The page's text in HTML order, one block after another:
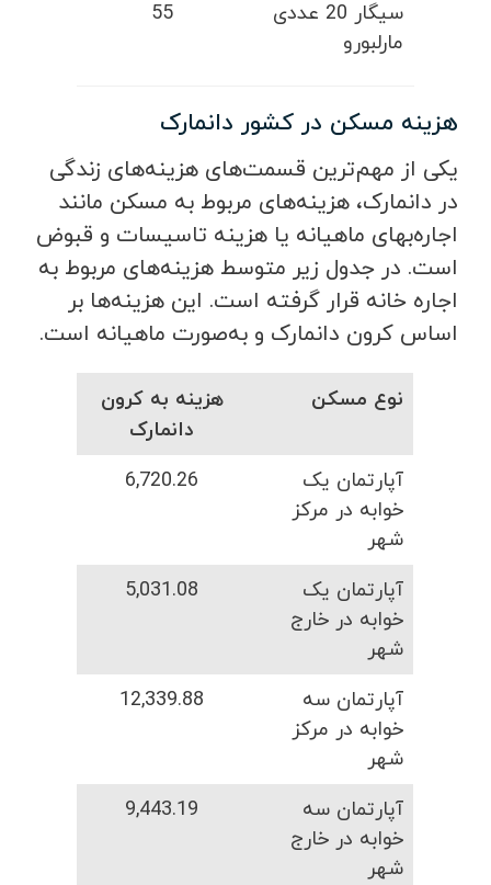
سیگار 20 عددی
مارلبورو
55
هزینه مسکن در کشور دانمارک
یکی از مهم‌ترین قسمت‌های هزینه‌های زندگی
در دانمارک، هزینه‌های مربوط به مسکن مانند
اجاره‌بهای ماهیانه یا هزینه تاسیسات و قبوض
است. در جدول زیر متوسط هزینه‌های مربوط به
اجاره خانه قرار گرفته است. این هزینه‌ها بر
اساس کرون دانمارک و به‌صورت ماهیانه است.
نوع مسکن
هزینه به کرون
دانمارک
آپارتمان یک
خوابه در مرکز
شهر
6,720.26
آپارتمان یک
خوابه در خارج
شهر
5,031.08
آپارتمان سه
خوابه در مرکز
شهر
12,339.88
آپارتمان سه
خوابه در خارج
شهر
9,443.19